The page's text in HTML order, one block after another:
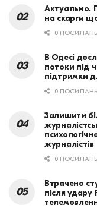
Актуально.
на скарги
0 ПОСИЛАНЬ
В Одесі
потоки під
підтримки
0 ПОСИЛАНЬ
Залишити
журналістів
0 ПОСИЛАНЬ
Втрачено
після